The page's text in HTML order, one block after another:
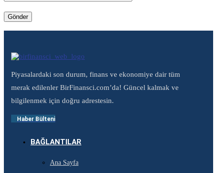
Piyasalardaki son durum, finans ve ekonomiye dair tüm
merak edilenler BirFinansci.com’da! Güncel kalmak ve
bilgilenmek için doğru adrestesin.
Haber Bülteni
BAĞLANTILAR
Ana Sayfa